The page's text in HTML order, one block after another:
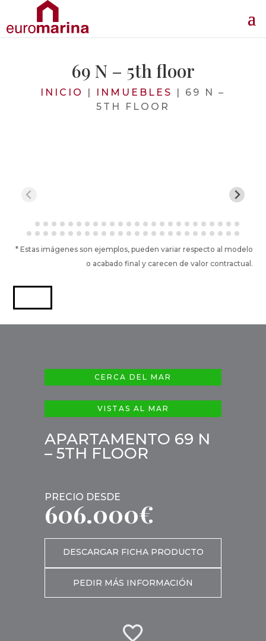
69 N – 5th floor
INICIO | INMUEBLES | 69 N –
5TH FLOOR
* Estas imágenes son ejemplos, pueden variar respecto al modelo
o acabado final y carecen de valor contractual.
CERCA DEL MAR
VISTAS AL MAR
APARTAMENTO 69 N
– 5TH FLOOR
PRECIO DESDE
606.000€
DESCARGAR FICHA PRODUCTO
PEDIR MÁS INFORMACIÓN